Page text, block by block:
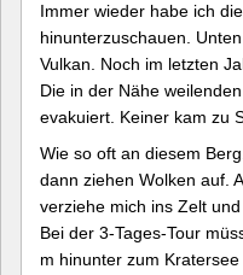
Immer wieder habe ich
hinunterzuschauen.
Vulkan. Noch im letzten
Die in der Nähe
evakuiert. Keiner kam zu
Wie so oft an diesem
dann ziehen Wolken auf.
verziehe mich ins Zelt
Bei der 3-Tages-Tour
m hinunter zum